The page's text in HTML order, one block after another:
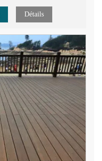
Détails